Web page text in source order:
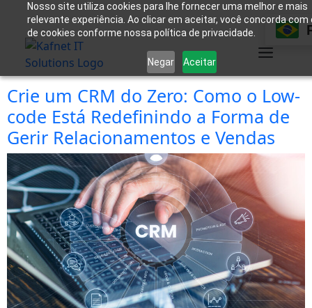
Nosso site utiliza cookies para lhe fornecer uma melhor e mais
relevante experiência. Ao clicar em aceitar, você concorda com
de cookies conforme nossa política de privacidade.
Negar Aceitar
Crie um CRM do Zero: Como o Low-
code Está Redefinindo a Forma de
Gerir Relacionamentos e Vendas